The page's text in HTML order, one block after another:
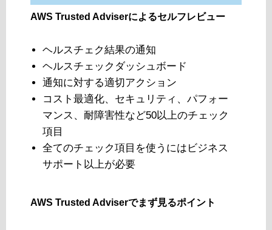
AWS Trusted Adviserによるセルフレビュー
ヘルスチェク結果の通知
ヘルスチェックダッシュボード
通知に対する適切アクション
コスト最適化、セキュリティ、パフォー
マンス、耐障害性など50以上のチェック
項目
全てのチェック項目を使うにはビジネス
サポート以上が必要
AWS Trusted Adviserでまず見るポイント